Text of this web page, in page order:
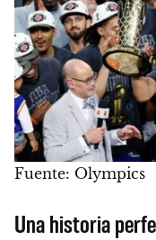
Fuente: Olympics
Una historia